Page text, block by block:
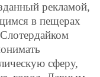
рекламой,
в пещерах
сферу,